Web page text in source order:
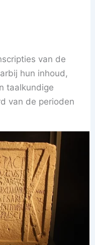
van de
hun inhoud,
taalkundige
van de perioden